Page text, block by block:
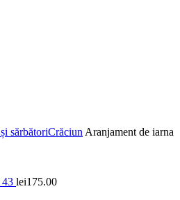
sărbătoriCrăciunAranjament de iarna
43 lei175.00